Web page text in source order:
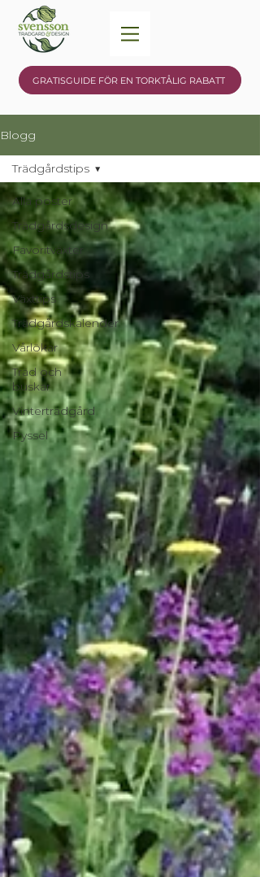
GRATISGUIDE FÖR EN TORKTÅLIG RABATT
Blogg
Alla poster
Trädgårdsdesign
Favoritväxter
Trädgårdstips
Växttips
Trädgårdskalender
Vårlökar
Träd och
buskar
Vinterträdgård
Pyssel
Trädgårdstips